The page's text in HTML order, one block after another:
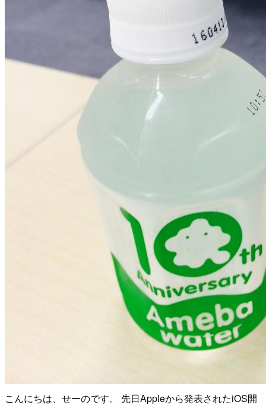
こんにちは、せーのです。 先日Appleから発表されたiOS開